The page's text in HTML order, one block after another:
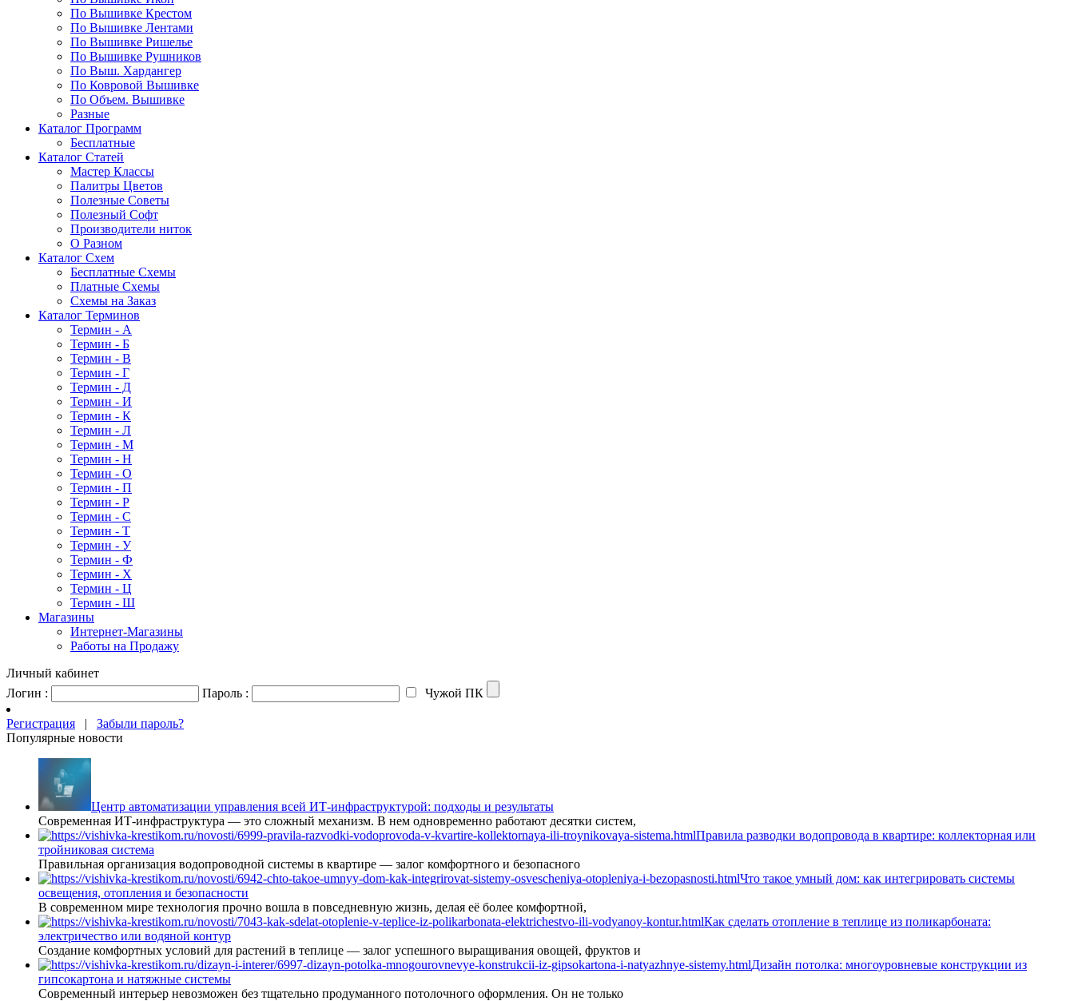
По Вышивке Крестом
По Вышивке Лентами
По Вышивке Ришелье
По Вышивке Рушников
По Выш. Хардангер
По Ковровой Вышивке
По Объем. Вышивке
Разные
Каталог Программ
Бесплатные
Каталог Статей
Мастер Классы
Палитры Цветов
Полезные Советы
Полезный Софт
Производители ниток
О Разном
Каталог Схем
Бесплатные Схемы
Платные Схемы
Схемы на Заказ
Каталог Терминов
Термин - А
Термин - Б
Термин - В
Термин - Г
Термин - Д
Термин - И
Термин - К
Термин - Л
Термин - М
Термин - Н
Термин - О
Термин - П
Термин - Р
Термин - С
Термин - Т
Термин - У
Термин - Ф
Термин - Х
Термин - Ц
Термин - Ш
Магазины
Интернет-Магазины
Работы на Продажу
Личный кабинет
Логин :
Пароль : Чужой ПК
Регистрация | Забыли пароль?
Популярные новости
Центр автоматизации управления всей ИТ-инфраструктурой: подходы и результаты
Современная ИТ-инфраструктура — это сложный механизм. В нем одновременно работают десятки систем,
Правила разводки водопровода в квартире: коллекторная или
тройниковая система
Правильная организация водопроводной системы в квартире — залог комфортного и безопасного
Что такое умный дом: как интегрировать системы
освещения, отопления и безопасности
В современном мире технология прочно вошла в повседневную жизнь, делая её более комфортной,
Как сделать отопление в теплице из поликарбоната:
электричество или водяной контур
Создание комфортных условий для растений в теплице — залог успешного выращивания овощей, фруктов и
Дизайн потолка: многоуровневые конструкции из
гипсокартона и натяжные системы
Современный интерьер невозможен без тщательно продуманного потолочного оформления. Он не только